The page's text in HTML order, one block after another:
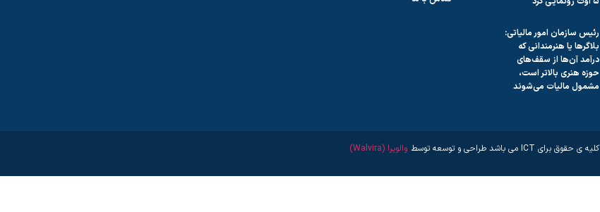
رئیس سازمان امور مالیاتی:
بلاگر‌ها یا هنرمندانی که
درآمد آن‌ها از سقف‌های
حوزه هنری بالاتر است،
مشمول مالیات می‌شوند
کلیه ی حقوق برای ICT می باشد طراحی و توسعه توسط والویرا (Walvira)